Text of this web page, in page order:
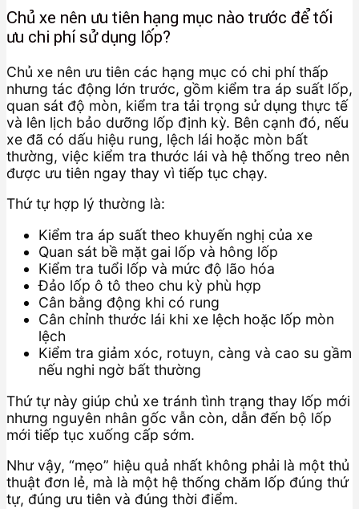
Chủ xe nên ưu tiên hạng mục nào trước để tối
ưu chi phí sử dụng lốp?
Chủ xe nên ưu tiên các hạng mục có chi phí thấp
nhưng tác động lớn trước, gồm kiểm tra áp suất lốp,
quan sát độ mòn, kiểm tra tải trọng sử dụng thực tế
và lên lịch bảo dưỡng lốp định kỳ. Bên cạnh đó, nếu
xe đã có dấu hiệu rung, lệch lái hoặc mòn bất
thường, việc kiểm tra thước lái và hệ thống treo nên
được ưu tiên ngay thay vì tiếp tục chạy.
Thứ tự hợp lý thường là:
Kiểm tra áp suất theo khuyến nghị của xe
Quan sát bề mặt gai lốp và hông lốp
Kiểm tra tuổi lốp và mức độ lão hóa
Đảo lốp ô tô theo chu kỳ phù hợp
Cân bằng động khi có rung
Cân chỉnh thước lái khi xe lệch hoặc lốp mòn
lệch
Kiểm tra giảm xóc, rotuyn, càng và cao su gầm
nếu nghi ngờ bất thường
Thứ tự này giúp chủ xe tránh tình trạng thay lốp mới
nhưng nguyên nhân gốc vẫn còn, dẫn đến bộ lốp
mới tiếp tục xuống cấp sớm.
Như vậy, “mẹo” hiệu quả nhất không phải là một thủ
thuật đơn lẻ, mà là một hệ thống chăm lốp đúng thứ
tự, đúng ưu tiên và đúng thời điểm.